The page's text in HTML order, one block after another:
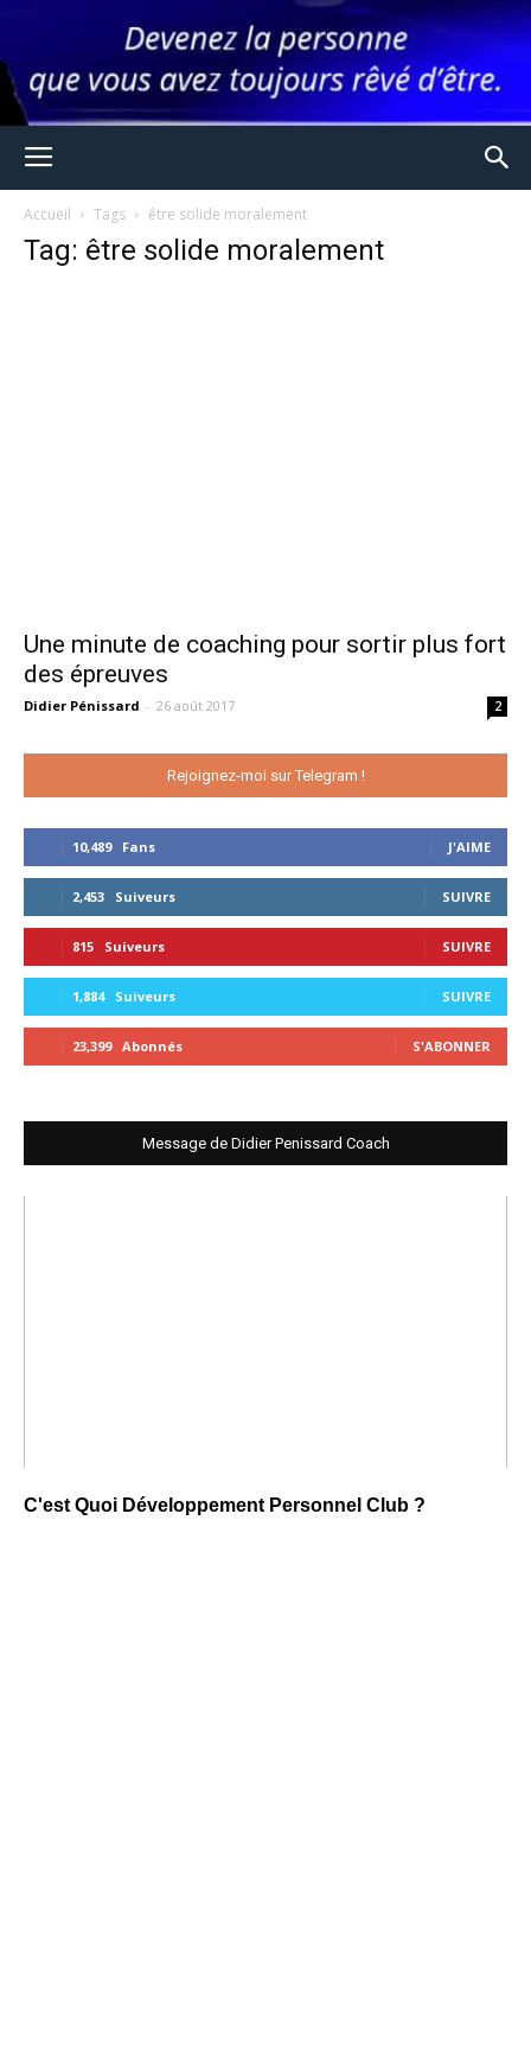
Accueil Tags être solide moralement
Tag: être solide moralement
Une minute de coaching pour sortir plus fort
des épreuves
Didier Pénissard - 26 août 2017 2
Rejoignez-moi sur Telegram !
10,489 Fans J'AIME
2,453 Suiveurs SUIVRE
815 Suiveurs SUIVRE
1,884 Suiveurs SUIVRE
23,399 Abonnés S'ABONNER
Message de Didier Penissard Coach
C'est Quoi Développement Personnel Club ?